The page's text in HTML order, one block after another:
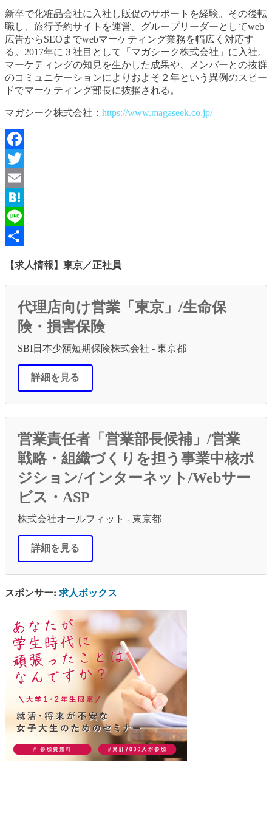
新卒で化粧品会社に入社し販促のサポートを経験。その後転
職し、旅行予約サイトを運営。グループリーダーとしてweb
広告からSEOまでwebマーケティング業務を幅広く対応す
る。2017年に３社目として「マガシーク株式会社」に入社。
マーケティングの知見を生かした成果や、メンバーとの抜群
のコミュニケーションによりおよそ２年という異例のスピー
ドでマーケティング部長に抜擢される。
マガシーク株式会社： https://www.magaseek.co.jp/
Facebook
Twitter
Email
Hatena
Line
【求人情報】東京／正社員
代理店向け営業「東京」/生命保
険・損害保険
SBI日本少額短期保険株式会社 - 東京都
詳細を見る
営業責任者「営業部長候補」/営業
戦略・組織づくりを担う事業中核ポ
ジション/インターネット/Webサー
ビス・ASP
株式会社オールフィット - 東京都
詳細を見る
スポンサー: 求人ボックス